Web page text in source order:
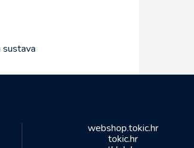
sustava
webshop.tokic.hr
tokic.hr